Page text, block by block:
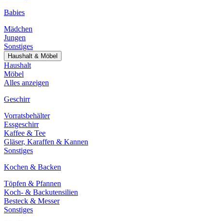
Babies
Mädchen
Jungen
Sonstiges
Haushalt & Möbel
Haushalt
Möbel
Alles anzeigen
Geschirr
Vorratsbehälter
Essgeschirr
Kaffee & Tee
Gläser, Karaffen & Kannen
Sonstiges
Kochen & Backen
Töpfen & Pfannen
Koch- & Backutensilien
Besteck & Messer
Sonstiges